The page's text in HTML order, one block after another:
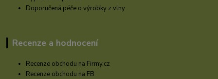
Doporučená péče o výrobky z vlny
Recenze a hodnocení
Recenze obchodu na Firmy.cz
Recenze obchodu na FB